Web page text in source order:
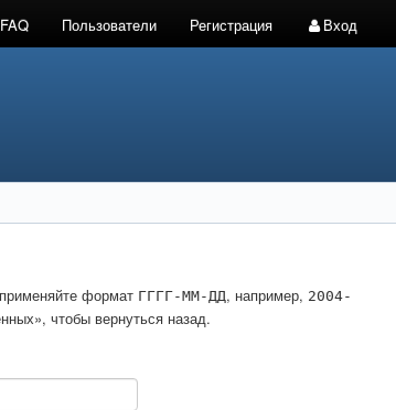
FAQ Пользователи Регистрация Вход
формат ГГГГ-ММ-ДД, например, 2004-
чтобы вернуться назад.